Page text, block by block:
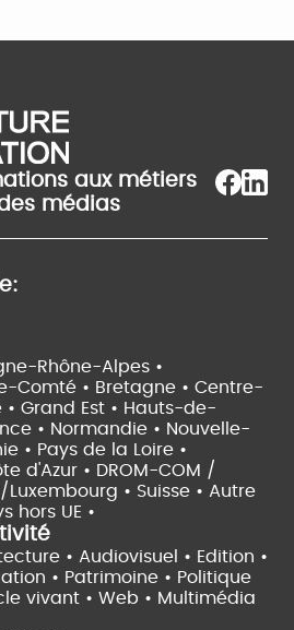
aux métiers
médias
Rhône-Alpes •
Comté • Bretagne • Centre-
• Grand Est • Hauts-de-
• Normandie • Nouvelle-
• Pays de la Loire •
d'Azur • DROM-COM /
Luxembourg • Suisse • Autre
hors UE •
• Audiovisuel • Edition •
• Patrimoine • Politique
vivant • Web • Multimédia